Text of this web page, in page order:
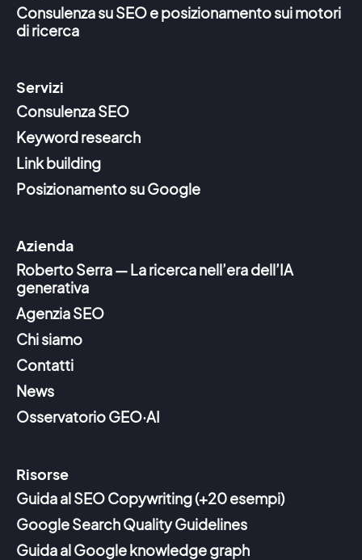
Consulenza su SEO e posizionamento sui motori
di ricerca
Servizi
Consulenza SEO
Keyword research
Link building
Posizionamento su Google
Azienda
Roberto Serra — La ricerca nell’era dell’IA
generativa
Agenzia SEO
Chi siamo
Contatti
News
Osservatorio GEO·AI
Risorse
Guida al SEO Copywriting (+20 esempi)
Google Search Quality Guidelines
Guida al Google knowledge graph